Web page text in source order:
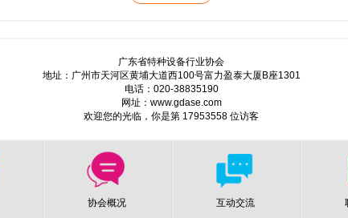
广东省特种设备行业协会
地址：广州市天河区黄埔大道西100号富力盈泰大厦B座1301
电话：020-38835190
网址：www.gdase.com
欢迎您的光临，你是第 17953558 位访客
协会概况 互动交流